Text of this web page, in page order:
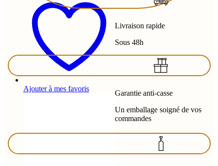
Ajouter à mes favoris
Livraison rapide
Sous 48h
Garantie anti-casse
Un emballage soigné de vos
commandes